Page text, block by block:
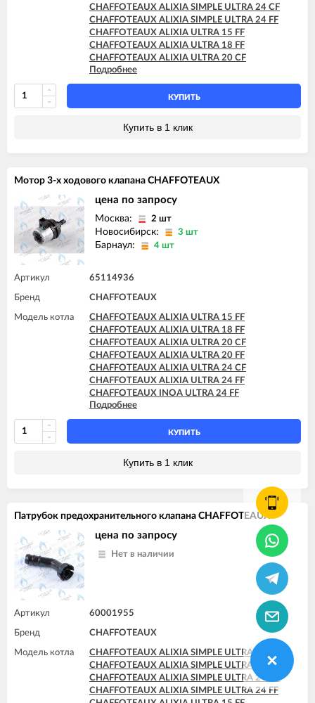
CHAFFOTEAUX ALIXIA SIMPLE ULTRA 24 CF
CHAFFOTEAUX ALIXIA SIMPLE ULTRA 24 FF
CHAFFOTEAUX ALIXIA ULTRA 15 FF
CHAFFOTEAUX ALIXIA ULTRA 18 FF
CHAFFOTEAUX ALIXIA ULTRA 20 CF
CHAFFOTEAUX ALIXIA ULTRA 20 FF
CHAFFOTEAUX ALIXIA ULTRA 24 CF
CHAFFOTEAUX ALIXIA ULTRA 24 FF
CHAFFOTEAUX INOA ULTRA 24 FF
CHAFFOTEAUX PIGMA ULTRA 25 FF
CHAFFOTEAUX PIGMA ULTRA SYSTEM 25 CF
CHAFFOTEAUX PIGMA ULTRA SYSTEM 25 FF
CHAFFOTEAUX PIGMA ULTRA SYSTEM 35 FF
Подробнее
КУПИТЬ
Купить в 1 клик
Мотор 3-х ходового клапана CHAFFOTEAUX
цена по запросу
Москва: 2 шт
Новосибирск: 3 шт
Барнаул: 4 шт
Артикул 65114936
Бренд CHAFFOTEAUX
Модель котла
CHAFFOTEAUX ALIXIA ULTRA 15 FF
CHAFFOTEAUX ALIXIA ULTRA 18 FF
CHAFFOTEAUX ALIXIA ULTRA 20 CF
CHAFFOTEAUX ALIXIA ULTRA 20 FF
CHAFFOTEAUX ALIXIA ULTRA 24 CF
CHAFFOTEAUX ALIXIA ULTRA 24 FF
CHAFFOTEAUX INOA ULTRA 24 FF
CHAFFOTEAUX PIGMA ULTRA 25 CF
CHAFFOTEAUX PIGMA ULTRA 25 FF
CHAFFOTEAUX PIGMA ULTRA 30 CF
CHAFFOTEAUX PIGMA ULTRA 30 FF
CHAFFOTEAUX PIGMA ULTRA SYSTEM 25 CF
CHAFFOTEAUX PIGMA ULTRA SYSTEM 30 FF
CHAFFOTEAUX PIGMA ULTRA SYSTEM 35 FF
Подробнее
КУПИТЬ
Купить в 1 клик
Патрубок предохранительного клапана CHAFFOTEAUX
цена по запросу
Нет в наличии
Артикул 60001955
Бренд CHAFFOTEAUX
Модель котла
CHAFFOTEAUX ALIXIA SIMPLE ULTRA 18 CF
CHAFFOTEAUX ALIXIA SIMPLE ULTRA 18 FF
CHAFFOTEAUX ALIXIA SIMPLE ULTRA 24 CF
CHAFFOTEAUX ALIXIA SIMPLE ULTRA 24 FF